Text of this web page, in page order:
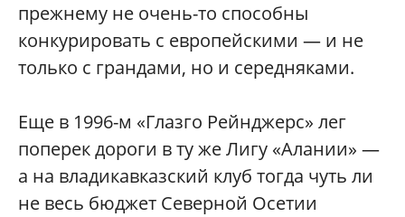
прежнему не очень-то способны
конкурировать с европейскими — и не
только с грандами, но и середняками.
Еще в 1996-м «Глазго Рейнджерс» лег
поперек дороги в ту же Лигу «Алании» —
а на владикавказский клуб тогда чуть ли
не весь бюджет Северной Осетии